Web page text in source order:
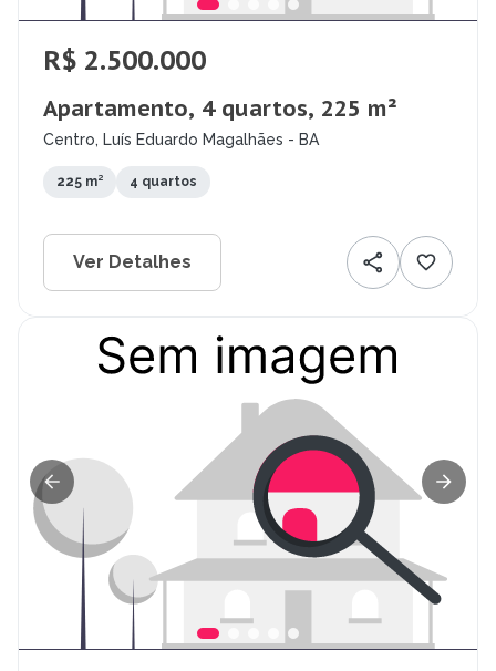
R$ 2.500.000
Apartamento, 4 quartos, 225 m²
Centro, Luís Eduardo Magalhães - BA
225 m² 4 quartos
Ver Detalhes